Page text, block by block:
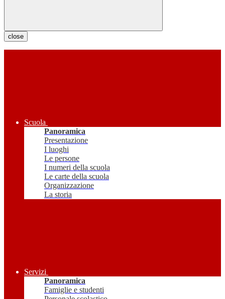
close
Scuola
Panoramica
Presentazione
I luoghi
Le persone
I numeri della scuola
Le carte della scuola
Organizzazione
La storia
Servizi
Panoramica
Famiglie e studenti